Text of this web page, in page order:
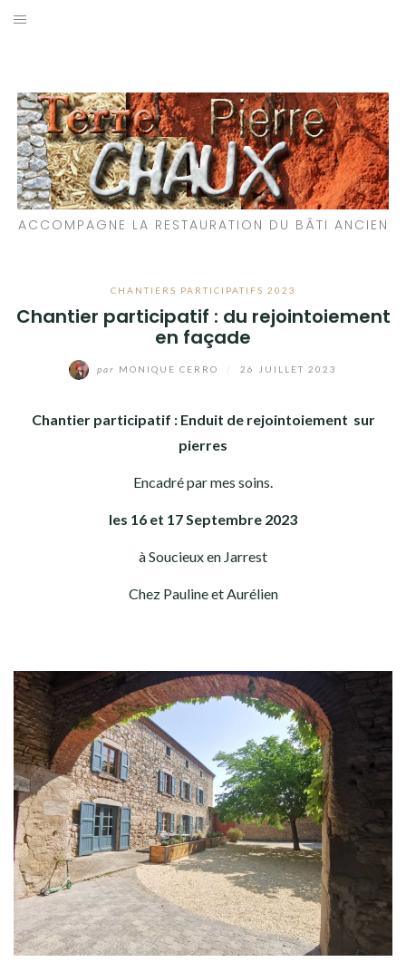
Aller
ACCOMPAGNE LA RESTAURATION DU BÂTI ANCIEN
CHANTIERS PARTICIPATIFS 2023
Chantier participatif : du rejointoiement
en façade
par MONIQUE CERRO 26 JUILLET 2023
Chantier participatif : Enduit de rejointoiement sur
pierres
Encadré par mes soins.
les 16 et 17 Septembre 2023
à Soucieux en Jarrest
Chez Pauline et Aurélien
PARTICIPATIFS
CHANTIERS RÉALISÉS
QUE PROPOSONS-NOUS ?